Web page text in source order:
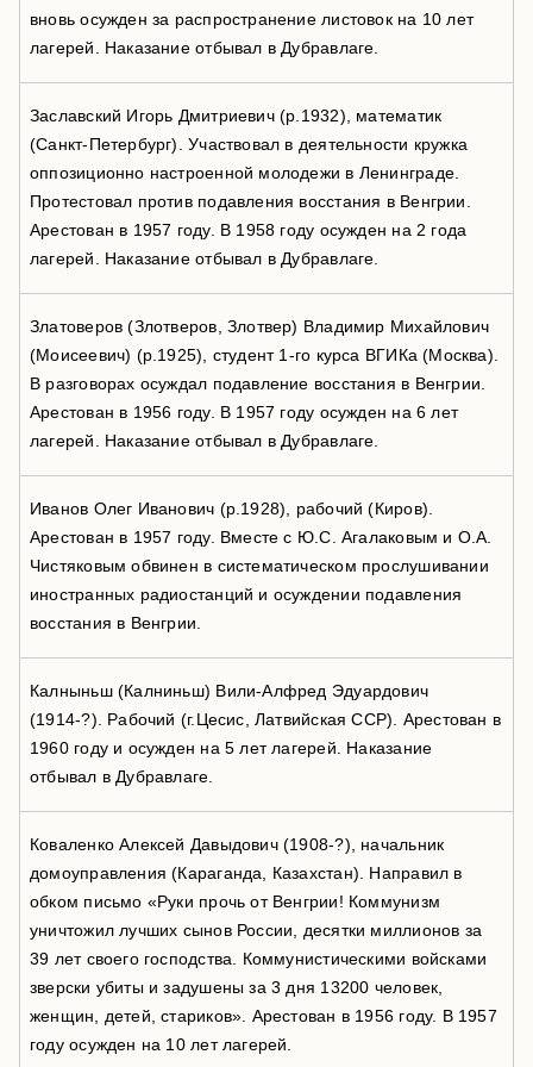
вновь осужден за распространение листовок на 10 лет
лагерей. Наказание отбывал в Дубравлаге.
Заславский Игорь Дмитриевич (р.1932), математик
(Санкт-Петербург). Участвовал в деятельности кружка
оппозиционно настроенной молодежи в Ленинграде.
Протестовал против подавления восстания в Венгрии.
Арестован в 1957 году. В 1958 году осужден на 2 года
лагерей. Наказание отбывал в Дубравлаге.
Златоверов (Злотверов, Злотвер) Владимир Михайлович
(Моисеевич) (р.1925), студент 1-го курса ВГИКа (Москва).
В разговорах осуждал подавление восстания в Венгрии.
Арестован в 1956 году. В 1957 году осужден на 6 лет
лагерей. Наказание отбывал в Дубравлаге.
Иванов Олег Иванович (р.1928), рабочий (Киров).
Арестован в 1957 году. Вместе с Ю.С. Агалаковым и О.А.
Чистяковым обвинен в систематическом прослушивании
иностранных радиостанций и осуждении подавления
восстания в Венгрии.
Калныньш (Калниньш) Вили-Алфред Эдуардович
(1914-?). Рабочий (г.Цесис, Латвийская ССР). Арестован в
1960 году и осужден на 5 лет лагерей. Наказание
отбывал в Дубравлаге.
Коваленко Алексей Давыдович (1908-?), начальник
домоуправления (Караганда, Казахстан). Направил в
обком письмо «Руки прочь от Венгрии! Коммунизм
уничтожил лучших сынов России, десятки миллионов за
39 лет своего господства. Коммунистическими войсками
зверски убиты и задушены за 3 дня 13200 человек,
женщин, детей, стариков». Арестован в 1956 году. В 1957
году осужден на 10 лет лагерей.